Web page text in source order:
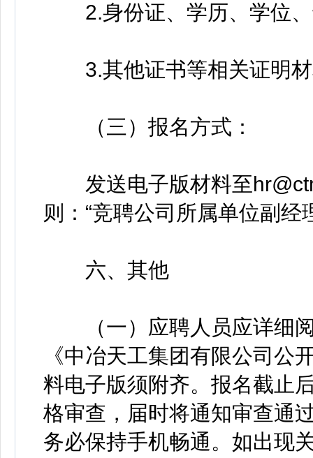
2.身份证、学历、学位、
3.其他证书等相关证明材
（三）报名方式：
发送电子版材料至
则：“竞聘公司所属单位副经
六、其他
（一）应聘人员应详细阅
《中冶天工集团有限公司公
料电子版须附齐。报名截止
格审查，届时将通知审查通
务必保持手机畅通。如出现